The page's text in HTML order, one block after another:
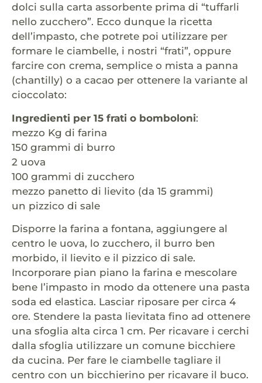
dolci sulla carta assorbente prima di “tuffarli
nello zucchero”. Ecco dunque la ricetta
dell’impasto, che potrete poi utilizzare per
formare le ciambelle, i nostri “frati”, oppure
farcire con crema, semplice o mista a panna
(chantilly) o a cacao per ottenere la variante al
cioccolato:
Ingredienti per 15 frati o bomboloni:
mezzo Kg di farina
150 grammi di burro
2 uova
100 grammi di zucchero
mezzo panetto di lievito (da 15 grammi)
un pizzico di sale
Disporre la farina a fontana, aggiungere al
centro le uova, lo zucchero, il burro ben
morbido, il lievito e il pizzico di sale.
Incorporare pian piano la farina e mescolare
bene l’impasto in modo da ottenere una pasta
soda ed elastica. Lasciar riposare per circa 4
ore. Stendere la pasta lievitata fino ad ottenere
una sfoglia alta circa 1 cm. Per ricavare i cerchi
dalla sfoglia utilizzare un comune bicchiere
da cucina. Per fare le ciambelle tagliare il
centro con un bicchierino per ricavare il buco.